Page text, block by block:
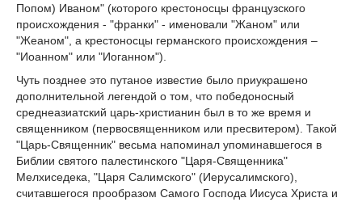
Попом) Иваном" (которого крестоносцы французского
происхождения - "франки" - именовали "Жаном" или
"Жеаном", а крестоносцы германского происхождения –
"Иоанном" или "Иоганном").
Чуть позднее это путаное известие было приукрашено
дополнительной легендой о том, что победоносный
среднеазиатский царь-христианин был в то же время и
священником (первосвященником или пресвитером). Такой
"Царь-Священник" весьма напоминал упоминавшегося в
Библии святого палестинского "Царя-Священника"
Мелхиседека, "Царя Салимского" (Иерусалимского),
считавшегося прообразом Самого Господа Иисуса Христа и